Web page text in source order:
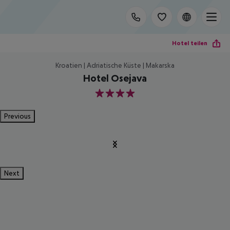
Hotel teilen
Kroatien | Adriatische Küste | Makarska
Hotel Osejava
4
Previous
Next